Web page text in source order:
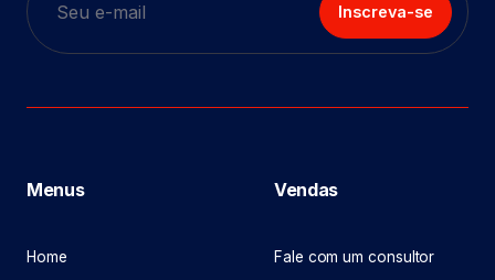
Inscreva-se
Menus
Home
Vendas
Fale com um consultor